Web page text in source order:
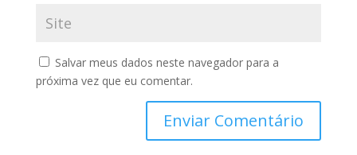
Salvar meus dados neste navegador para a
próxima vez que eu comentar.